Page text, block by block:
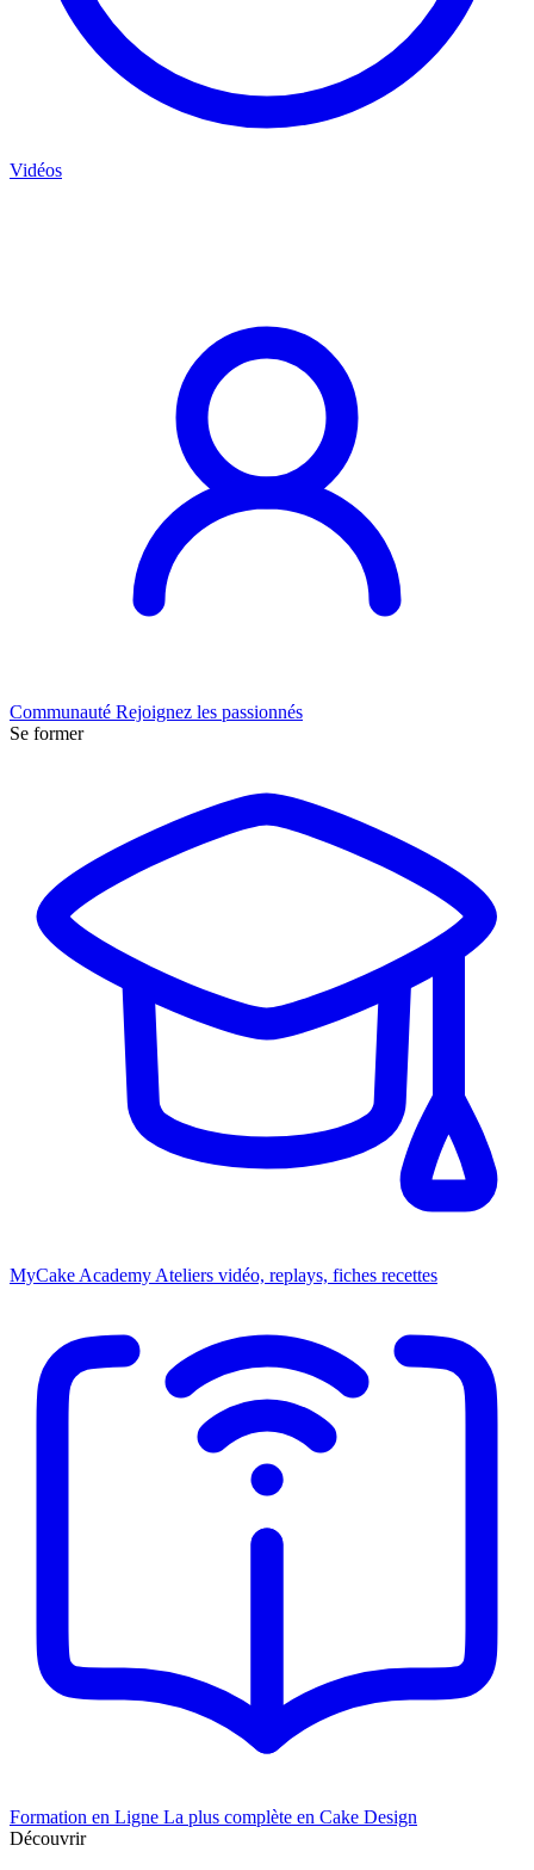
Vidéos
Communauté Rejoignez les passionnés
Se former
MyCake Academy Ateliers vidéo, replays, fiches recettes
Formation en Ligne La plus complète en Cake Design
Découvrir